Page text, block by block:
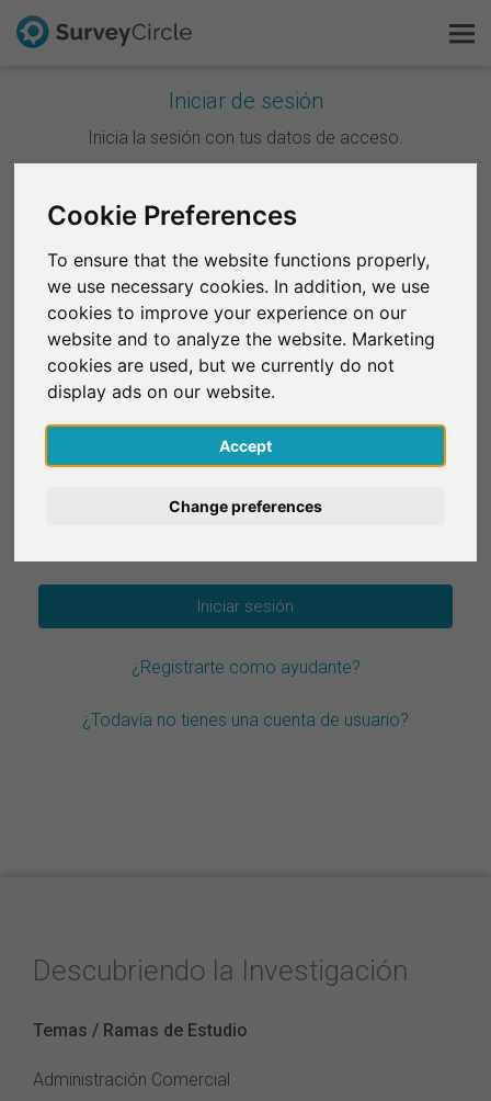
Cookie Preferences
To ensure that the website functions properly,
we use necessary cookies. In addition, we use
cookies to improve your experience on our
website and to analyze the website. Marketing
cookies are used, but we currently do not
display ads on our website.
Accept
Change preferences
Iniciar de sesión
Inicia la sesión con tus datos de acceso.
Continuar con Google
Continuar con Facebook
O
Correo electrónico*
Contraseña*
¿Registrarte como ayudante?
¿Todavía no tienes una cuenta de usuario?
Descubriendo la Investigación
Temas / Ramas de Estudio
Administración Comercial
Esto es SurveyCircle
FAQ
Regístrate gratis
English
Deutsch
Italiano